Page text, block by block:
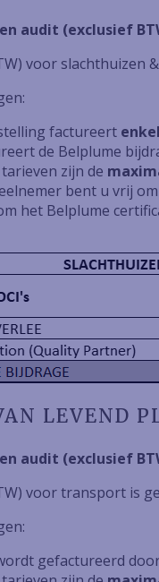
audit (exclusief
voor slachthuizen
factureert enkel
de Belplume
zijn de
bent u vrij
het Belplume
LEVEND
audit (exclusief
voor transport is
gefactureerd